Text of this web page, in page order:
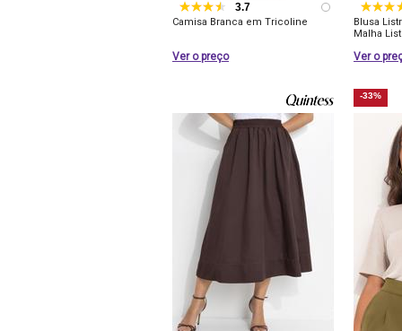
3.7
Camisa Branca em Tricoline
Ver o preço
Blusa
Malha
Ver o
-33%